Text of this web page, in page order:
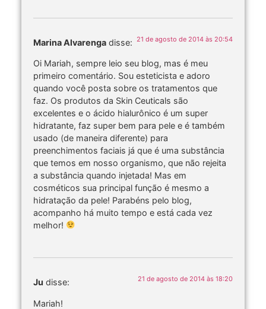
Marina Alvarenga disse: 21 de agosto de 2014 às 20:54
Oi Mariah, sempre leio seu blog, mas é meu
primeiro comentário. Sou esteticista e adoro
quando você posta sobre os tratamentos que
faz. Os produtos da Skin Ceuticals são
excelentes e o ácido hialurônico é um super
hidratante, faz super bem para pele e é também
usado (de maneira diferente) para
preenchimentos faciais já que é uma substância
que temos em nosso organismo, que não rejeita
a substância quando injetada! Mas em
cosméticos sua principal função é mesmo a
hidratação da pele! Parabéns pelo blog,
acompanho há muito tempo e está cada vez
melhor!
Ju disse: 21 de agosto de 2014 às 18:20
Mariah!